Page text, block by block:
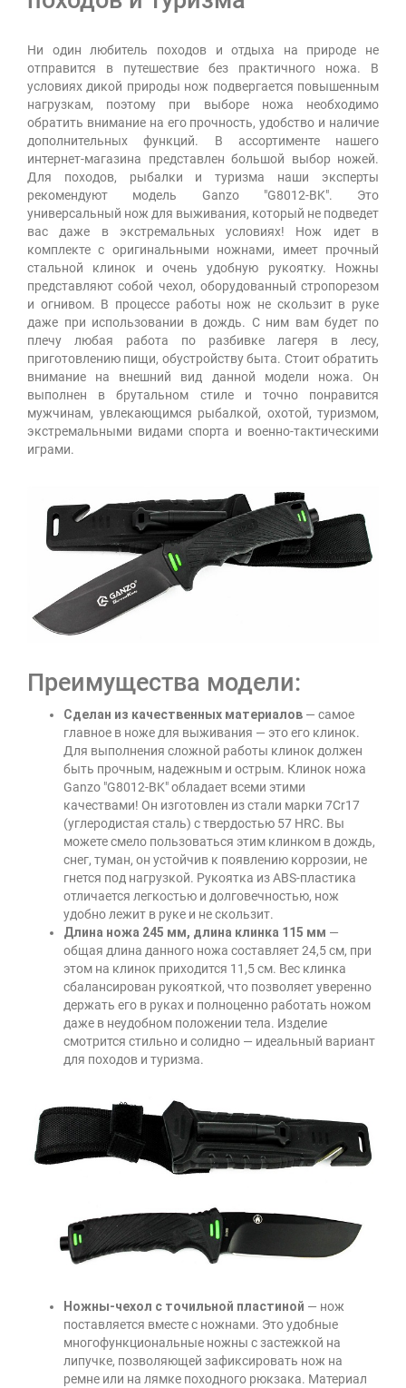
Ни один любитель походов и отдыха на природе не
отправится в путешествие без практичного ножа. В
условиях дикой природы нож подвергается повышенным
нагрузкам, поэтому при выборе ножа необходимо
обратить внимание на его прочность, удобство и наличие
дополнительных функций. В ассортименте нашего
интернет-магазина представлен большой выбор ножей.
Для походов, рыбалки и туризма наши эксперты
рекомендуют модель Ganzo "G8012-BK". Это
универсальный нож для выживания, который не подведет
вас даже в экстремальных условиях! Нож идет в
комплекте с оригинальными ножнами, имеет прочный
стальной клинок и очень удобную рукоятку. Ножны
представляют собой чехол, оборудованный стропорезом
и огнивом. В процессе работы нож не скользит в руке
даже при использовании в дождь. С ним вам будет по
плечу любая работа по разбивке лагеря в лесу,
приготовлению пищи, обустройству быта. Стоит обратить
внимание на внешний вид данной модели ножа. Он
выполнен в брутальном стиле и точно понравится
мужчинам, увлекающимся рыбалкой, охотой, туризмом,
экстремальными видами спорта и военно-тактическими
играми.
Преимущества модели:
Сделан из качественных материалов — самое
главное в ноже для выживания — это его клинок.
Для выполнения сложной работы клинок должен
быть прочным, надежным и острым. Клинок ножа
Ganzo "G8012-BK" обладает всеми этими
качествами! Он изготовлен из стали марки 7Cr17
(углеродистая сталь) с твердостью 57 HRC. Вы
можете смело пользоваться этим клинком в дождь,
снег, туман, он устойчив к появлению коррозии, не
гнется под нагрузкой. Рукоятка из ABS-пластика
отличается легкостью и долговечностью, нож
удобно лежит в руке и не скользит.
Длина ножа 245 мм, длина клинка 115 мм —
общая длина данного ножа составляет 24,5 см, при
этом на клинок приходится 11,5 см. Вес клинка
сбалансирован рукояткой, что позволяет уверенно
держать его в руках и полноценно работать ножом
даже в неудобном положении тела. Изделие
смотрится стильно и солидно — идеальный вариант
для походов и туризма.
Ножны-чехол с точильной пластиной — нож
поставляется вместе с ножнами. Это удобные
многофункциональные ножны с застежкой на
липучке, позволяющей зафиксировать нож на
ремне или на лямке походного рюкзака. Материал